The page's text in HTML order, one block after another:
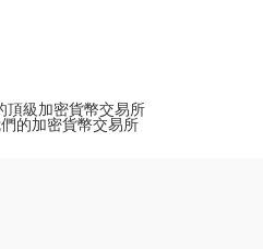
頂級加密貨幣交易所
的加密貨幣交易所